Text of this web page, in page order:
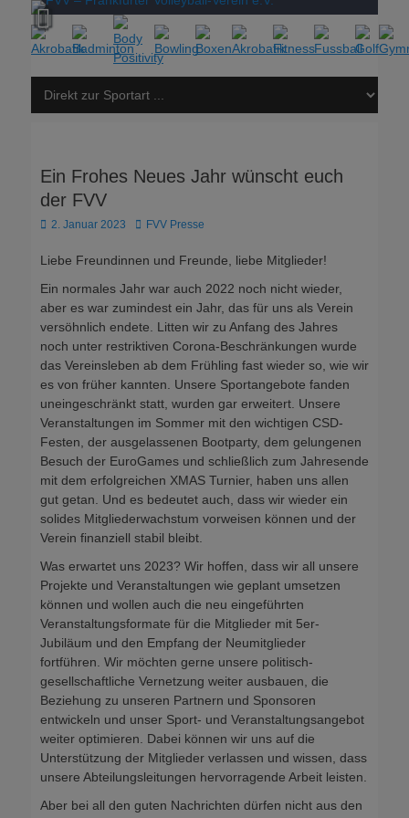
Ein Frohes Neues Jahr wünscht euch
der FVV
Veröffentlicht
2. Januar 2023 AutorFVV Presse
Liebe Freundinnen und Freunde, liebe Mitglieder!
Ein normales Jahr war auch 2022 noch nicht wieder,
aber es war zumindest ein Jahr, das für uns als Verein
versöhnlich endete. Litten wir zu Anfang des Jahres
noch unter restriktiven Corona-Beschränkungen wurde
das Vereinsleben ab dem Frühling fast wieder so, wie wir
es von früher kannten. Unsere Sportangebote fanden
uneingeschränkt statt, wurden gar erweitert. Unsere
Veranstaltungen im Sommer mit den wichtigen CSD-
Festen, der ausgelassenen Bootparty, dem gelungenen
Besuch der EuroGames und schließlich zum Jahresende
mit dem erfolgreichen XMAS Turnier, haben uns allen
gut getan. Und es bedeutet auch, dass wir wieder ein
solides Mitgliederwachstum vorweisen können und der
Verein finanziell stabil bleibt.
Was erwartet uns 2023? Wir hoffen, dass wir all unsere
Projekte und Veranstaltungen wie geplant umsetzen
können und wollen auch die neu eingeführten
Veranstaltungsformate für die Mitglieder mit 5er-
Jubiläum und den Empfang der Neumitglieder
fortführen. Wir möchten gerne unsere politisch-
gesellschaftliche Vernetzung weiter ausbauen, die
Beziehung zu unseren Partnern und Sponsoren
entwickeln und unser Sport- und Veranstaltungsangebot
weiter optimieren. Dabei können wir uns auf die
Unterstützung der Mitglieder verlassen und wissen, dass
unsere Abteilungsleitungen hervorragende Arbeit leisten.
Aber bei all den guten Nachrichten dürfen nicht aus den